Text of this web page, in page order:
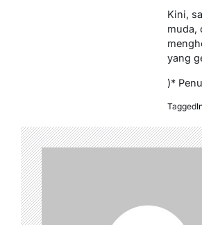
Kini,
muda,
yang
)*
Tagged